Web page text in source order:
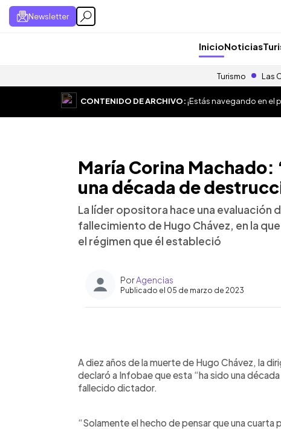
Newsletter
InicioNoticias
Turismo Las
CONTENIDO DE ARCHIVO:¡Estás navegando en el
María Corina Machado:
una década de
La líder opositora hace una evaluación
fallecimiento de Hugo Chávez, en la
el régimen que él estableció
PorAgencias
Publicado el 05 de marzo de 2023
Escuchar artículo
A diez años de la muerte de Hugo Chávez, la
declaró a Infobae que esta “ha sido una
fallecido dictador.
“Solamente el hecho de pensar que una